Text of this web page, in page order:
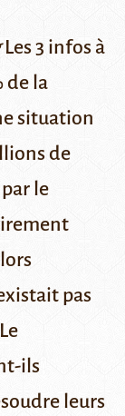
Les 3 infos à
de la
situation
de
le
pas
Le
ils
leurs